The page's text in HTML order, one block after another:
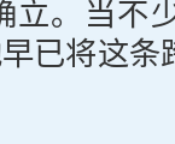
立。当不
已将这条